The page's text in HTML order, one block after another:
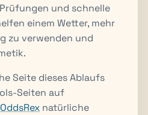
und schnelle
einem Wetter, mehr
zu verwenden und
Seite dieses Ablaufs
Seiten auf
OddsRex natürliche